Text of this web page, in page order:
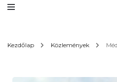
Kezdőlap Közlemények